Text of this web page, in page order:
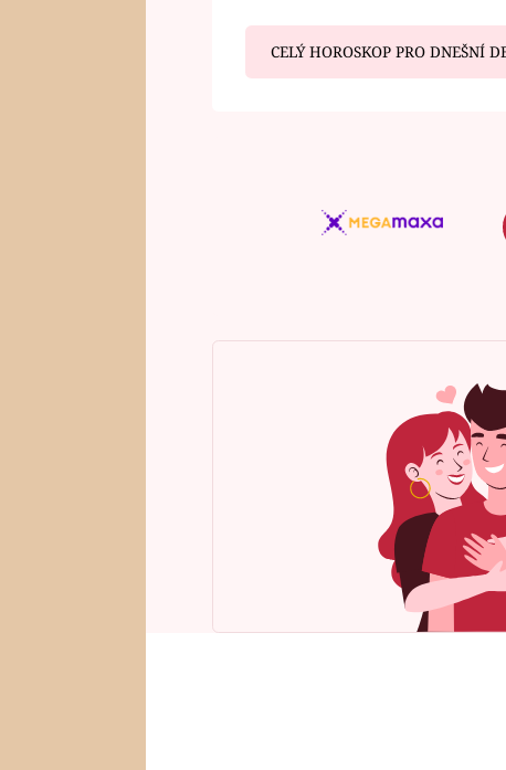
CELÝ HOROSKOP PRO DNEŠNÍ